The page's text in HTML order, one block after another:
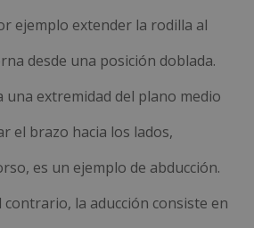
ejemplo extender la rodilla al
desde una posición doblada.
una extremidad del plano medio
el brazo hacia los lados,
es un ejemplo de abducción.
contrario, la aducción consiste en